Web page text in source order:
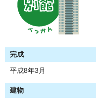
完成
平成8年3月
建物